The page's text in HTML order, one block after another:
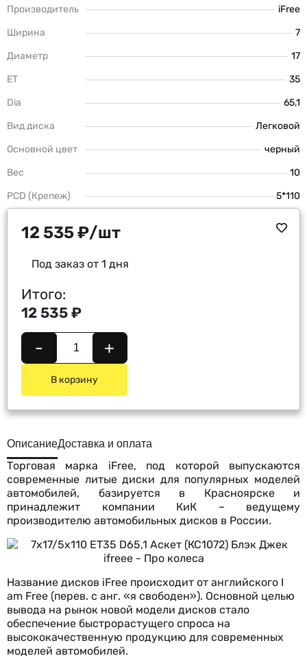
Производитель
iFree
Ширина
7
Диаметр
17
ET
35
Dia
65,1
Вид диска
Легковой
Основной цвет
черный
Вес
10
PCD (Крепеж)
5*110
12 535₽/шт
Под заказ от 1 дня
Итого:
12 535 ₽
- +
В корзину
ОписаниеДоставка и оплата
Торговая марка iFree, под которой выпускаются
современные литые диски для популярных моделей
автомобилей, базируется в Красноярске и
принадлежит компании КиК – ведущему
производителю автомобильных дисков в России.
Название дисков iFree происходит от английского I
am Free (перев. с анг. «я свободен»). Основной целью
вывода на рынок новой модели дисков стало
обеспечение быстрорастущего спроса на
высококачественную продукцию для современных
моделей автомобилей.